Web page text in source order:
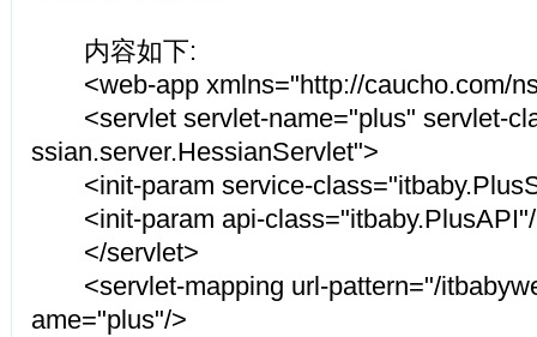
内容如下:
<web-app xmlns="http://caucho.com/
<servlet servlet-name="plus" servlet-
ssian.server.HessianServlet">
<init-param service-
<init-param api-
</servlet>
<servlet-mapping url-pattern="/
ame="plus"/>